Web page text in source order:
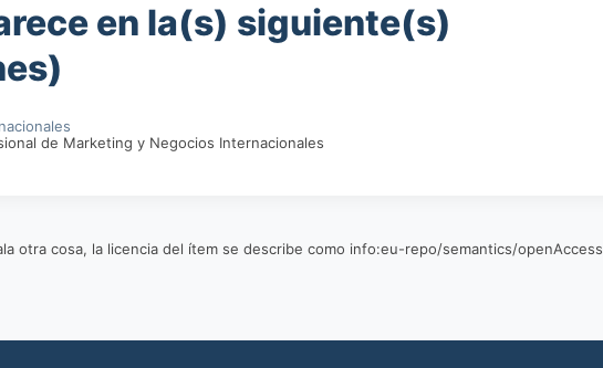
en la(s) siguiente(s)
de Marketing y Negocios Internacionales
otra cosa, la licencia del ítem se describe como info:eu-repo/semantics/openAccess